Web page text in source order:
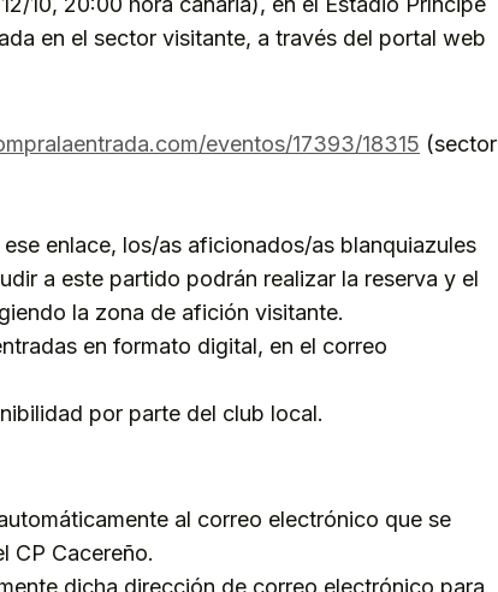
en el sector visitante, a través del portal web
eventos/17393/18315 (sector
enlace, los/as aficionados/as blanquiazules
a este partido podrán realizar la reserva y el
la zona de afición visitante.
en formato digital, en el correo
por parte del club local.
al correo electrónico que se
CP Cacereño.
dicha dirección de correo electrónico para